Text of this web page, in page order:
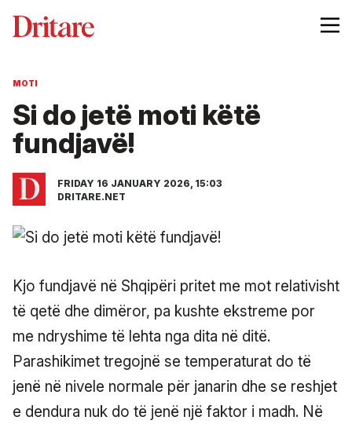
MOTI
Si do jetë moti këtë
fundjavë!
FRIDAY 16 JANUARY 2026, 15:03
DRITARE.NET
Kjo fundjavë në Shqipëri pritet me mot relativisht
të qetë dhe dimëror, pa kushte ekstreme por
me ndryshime të lehta nga dita në ditë.
Parashikimet tregojnë se temperaturat do të
jenë në nivele normale për janarin dhe se reshjet
e dendura nuk do të jenë një faktor i madh. Në